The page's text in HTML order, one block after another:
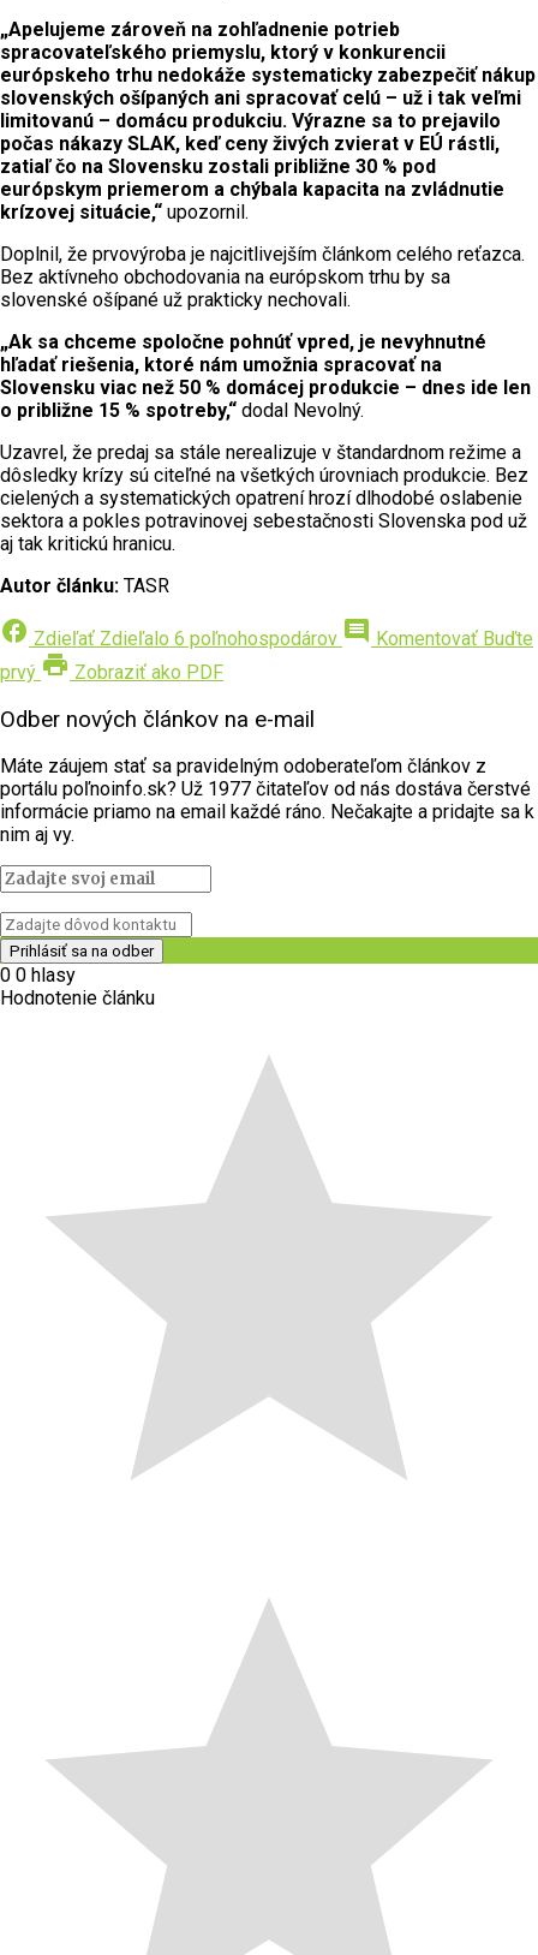
„Apelujeme zároveň na zohľadnenie potrieb
spracovateľského priemyslu, ktorý v konkurencii
európskeho trhu nedokáže systematicky zabezpečiť nákup
slovenských ošípaných ani spracovať celú – už i tak veľmi
limitovanú – domácu produkciu. Výrazne sa to prejavilo
počas nákazy SLAK, keď ceny živých zvierat v EÚ rástli,
zatiaľ čo na Slovensku zostali približne 30 % pod
európskym priemerom a chýbala kapacita na zvládnutie
krízovej situácie,“ upozornil.
Doplnil, že prvovýroba je najcitlivejším článkom celého reťazca.
Bez aktívneho obchodovania na európskom trhu by sa
slovenské ošípané už prakticky nechovali.
„Ak sa chceme spoločne pohnúť vpred, je nevyhnutné
hľadať riešenia, ktoré nám umožnia spracovať na
Slovensku viac než 50 % domácej produkcie – dnes ide len
o približne 15 % spotreby,“ dodal Nevolný.
Uzavrel, že predaj sa stále nerealizuje v štandardnom režime a
dôsledky krízy sú citeľné na všetkých úrovniach produkcie. Bez
cielených a systematických opatrení hrozí dlhodobé oslabenie
sektora a pokles potravinovej sebestačnosti Slovenska pod už
aj tak kritickú hranicu.
Autor článku: TASR
facebook Zdieľať Zdieľalo 6 poľnohospodárov comment Komentovať Buďte
prvý print Zobraziť ako PDF
Odber nových článkov na e-mail
Máte záujem stať sa pravidelným odoberateľom článkov z
portálu poľnoinfo.sk? Už 1977 čitateľov od nás dostáva čerstvé
informácie priamo na email každé ráno. Nečakajte a pridajte sa k
nim aj vy.
0 0 hlasy
Hodnotenie článku